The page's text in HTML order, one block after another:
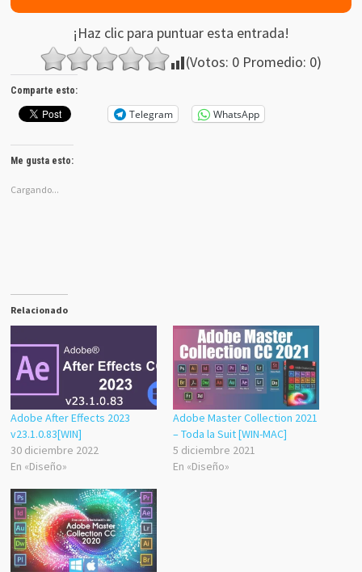
¡Haz clic para puntuar esta entrada!
(Votos: 0Promedio: 0)
Comparte esto:
Telegram WhatsApp
Me gusta esto:
Cargando...
Relacionado
Adobe After Effects 2023
v23.1.0.83[WIN]
30 diciembre 2022
En «Diseño»
Adobe Master Collection 2021
– Toda la Suit [WIN-MAC]
5 diciembre 2021
En «Diseño»